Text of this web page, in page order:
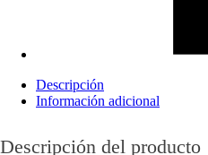
Descripción
Información adicional
Descripción del producto